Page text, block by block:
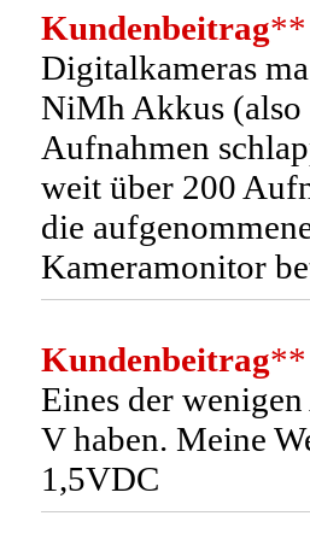
Kundenbeitrag**
Digitalkameras
NiMh Akkus (also
Aufnahmen
weit über 200
die
Kameramonitor
Kundenbeitrag**
Eines der
V haben. Meine
1,5VDC